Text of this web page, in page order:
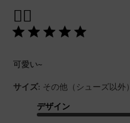
👍🏼
可愛い~
サイズ: その他（シューズ以外）
デザイン